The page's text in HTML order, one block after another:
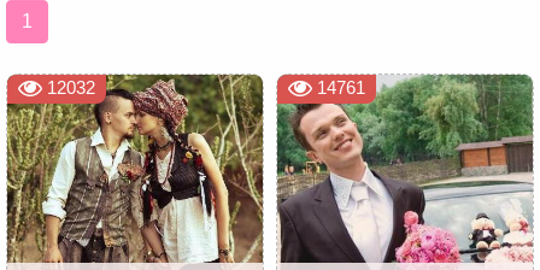
1
12032 14761